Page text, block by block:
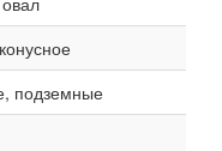
подземные